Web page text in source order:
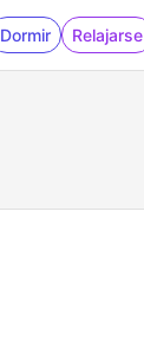
Dormir Relajarse